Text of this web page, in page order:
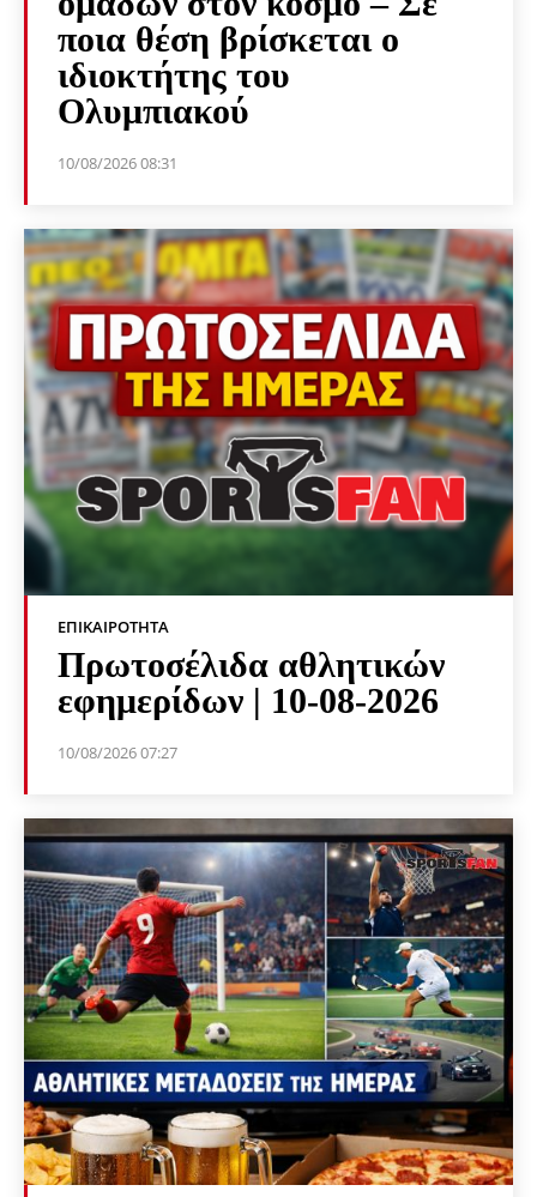
ποια θέση βρίσκεται ο
ιδιοκτήτης του
Ολυμπιακού
10/08/2026 08:31
ΕΠΙΚΑΙΡΌΤΗΤΑ
Πρωτοσέλιδα αθλητικών
εφημερίδων | 10-08-2026
10/08/2026 07:27